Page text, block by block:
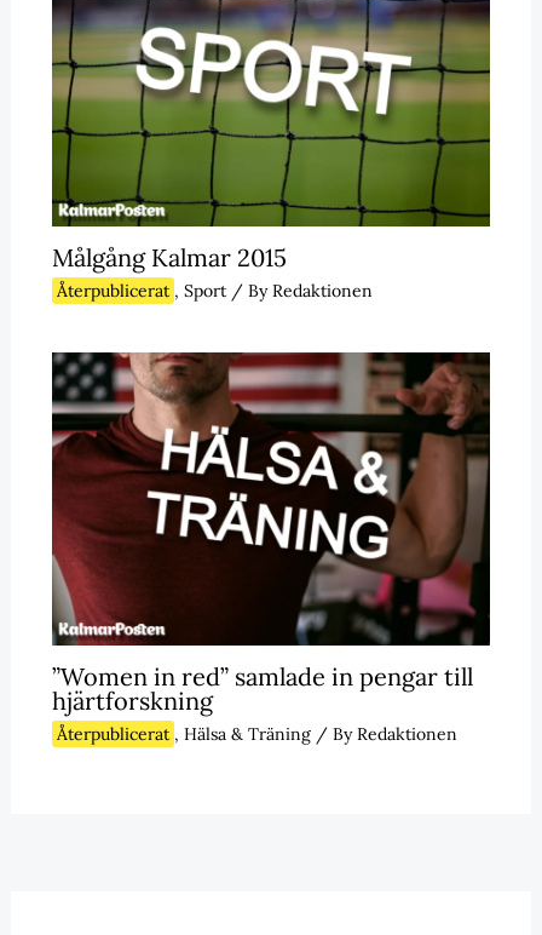
Målgång Kalmar 2015
Återpublicerat , Sport/ ByRedaktionen
”Women in red” samlade in pengar till
hjärtforskning
Återpublicerat , Hälsa & Träning/ ByRedaktionen